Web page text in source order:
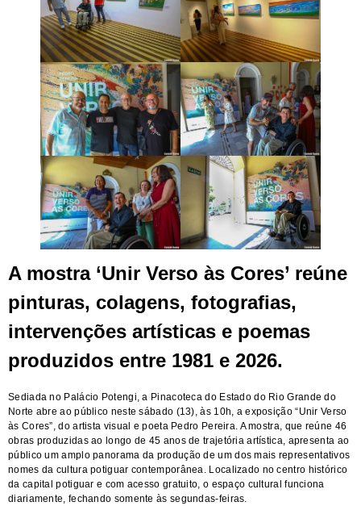
A mostra ‘Unir Verso às Cores’ reúne
pinturas, colagens, fotografias,
intervenções artísticas e poemas
produzidos entre 1981 e 2026.
Sediada no Palácio Potengi, a Pinacoteca do Estado do Rio Grande do
Norte abre ao público neste sábado (13), às 10h, a exposição “Unir Verso
às Cores”, do artista visual e poeta Pedro Pereira. A mostra, que reúne 46
obras produzidas ao longo de 45 anos de trajetória artística, apresenta ao
público um amplo panorama da produção de um dos mais representativos
nomes da cultura potiguar contemporânea. Localizado no centro histórico
da capital potiguar e com acesso gratuito, o espaço cultural funciona
diariamente, fechando somente às segundas-feiras.